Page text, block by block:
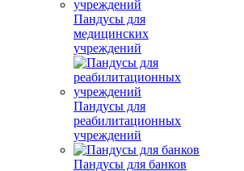
Пандусы для
медицинских
учреждений
Пандусы для
реабилитационных
учреждений
Пандусы для банков